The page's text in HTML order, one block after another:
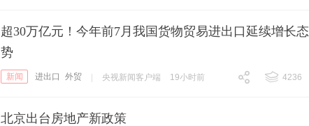
超30万亿元！今年前7月我国货物贸易进出口延续增长态
势
新闻 进出口 外贸 央视新闻客户端 19小时前
4236
北京出台房地产新政策